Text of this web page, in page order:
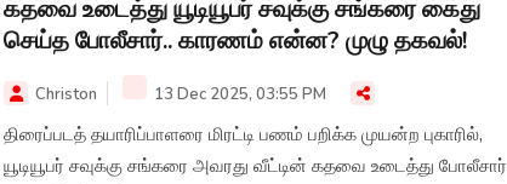
கதவை உடைத்து யூடியூபர் சவுக்கு சங்கரை கைது
செய்த போலீசார்.. காரணம் என்ன? முழு தகவல்!
Christon 13 Dec 2025, 03:55 PM
திரைப்படத் தயாரிப்பாளரை மிரட்டி பணம் பறிக்க முயன்ற புகாரில்,
யூடியூபர் சவுக்கு சங்கரை அவரது வீட்டின் கதவை உடைத்து போலீசார்